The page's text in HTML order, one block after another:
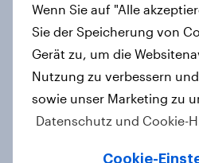
Zielgruppen
Artikel
Flying high:
Wenn Sie auf "Alle
Sie der Speicherung von
Gerät zu, um die
Nutzung zu verbessern
sowie unser Marketing zu
Datenschutz und Cookie-
Cookie-